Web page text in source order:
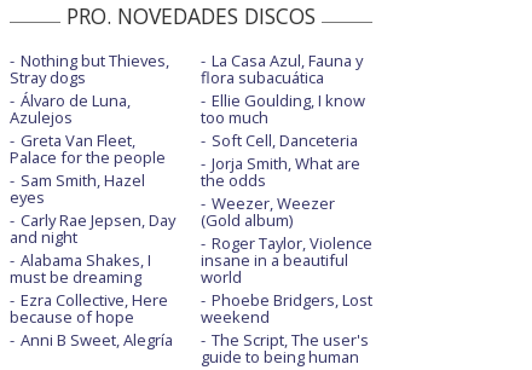
PRO. NOVEDADES DISCOS
Nothing but Thieves,
Stray dogs
Álvaro de Luna,
Azulejos
Greta Van Fleet,
Palace for the people
Sam Smith, Hazel
eyes
Carly Rae Jepsen, Day
and night
Alabama Shakes, I
must be dreaming
Ezra Collective, Here
because of hope
Anni B Sweet, Alegría
La Casa Azul, Fauna y
flora subacuática
Ellie Goulding, I know
too much
Soft Cell, Danceteria
Jorja Smith, What are
the odds
Weezer, Weezer
(Gold album)
Roger Taylor, Violence
insane in a beautiful
world
Phoebe Bridgers, Lost
weekend
The Script, The user's
guide to being human